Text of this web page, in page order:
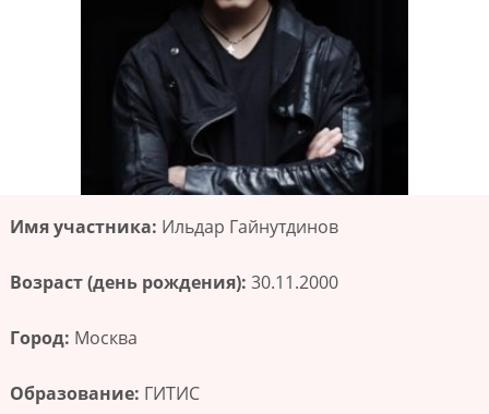
Имя участника: Ильдар Гайнутдинов
Возраст (день рождения): 30.11.2000
Город: Москва
Образование: ГИТИС